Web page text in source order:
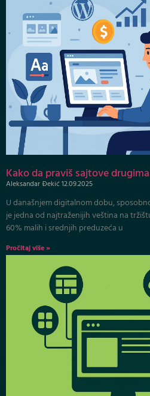
Kako da praviš sajtove
Aleksandar Đekić 12.09.2025
U današnjem digitalnom dobu,
je jedna od najtraženijih veština na
60% malih i srednjih preduzeća u
Pročitaj više »